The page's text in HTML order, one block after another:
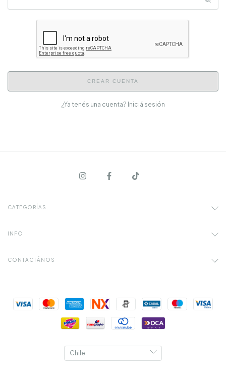
CREAR CUENTA
¿Ya tenés una cuenta? Iniciá sesión
CATEGORÍAS
INFO
CONTACTÁNOS